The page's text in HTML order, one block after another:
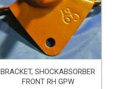
BRACKET, SHOCKABSORBER
FRONT RH GPW